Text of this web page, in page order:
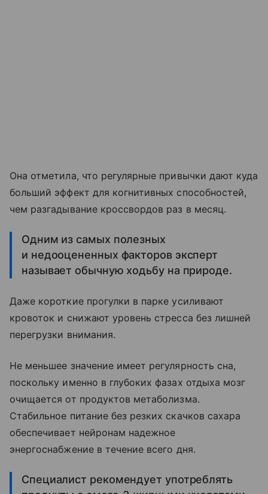
Она отметила, что регулярные привычки дают куда
больший эффект для когнитивных способностей,
чем разгадывание кроссвордов раз в месяц.
Одним из самых полезных
и недооцененных факторов эксперт
называет обычную ходьбу на природе.
Даже короткие прогулки в парке усиливают
кровоток и снижают уровень стресса без лишней
перегрузки внимания.
Не меньшее значение имеет регулярность сна,
поскольку именно в глубоких фазах отдыха мозг
очищается от продуктов метаболизма.
Стабильное питание без резких скачков сахара
обеспечивает нейронам надежное
энергоснабжение в течение всего дня.
Специалист рекомендует употреблять